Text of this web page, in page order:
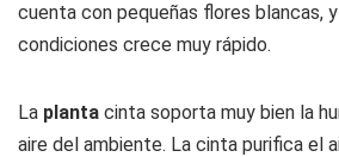
cuenta con pequeñas flores blancas,
condiciones crece muy rápido.
La planta cinta soporta muy bien la
aire del ambiente. La cinta purifica el